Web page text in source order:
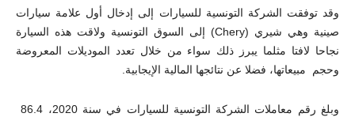
وقد توفقت الشركة التونسية للسيارات إلى إدخال أول علامة سيارات
صينية وهي شيري (Chery) إلى السوق التونسية ولاقت هذه السيارة
نجاحا لافتا مثلما يبرز ذلك سواء من خلال تعدد الموديلات المعروضة
وحجم مبيعاتها، فضلا عن نتائجها المالية الإيجابية.
وبلغ رقم معاملات الشركة التونسية للسيارات في سنة 2020، 86.4